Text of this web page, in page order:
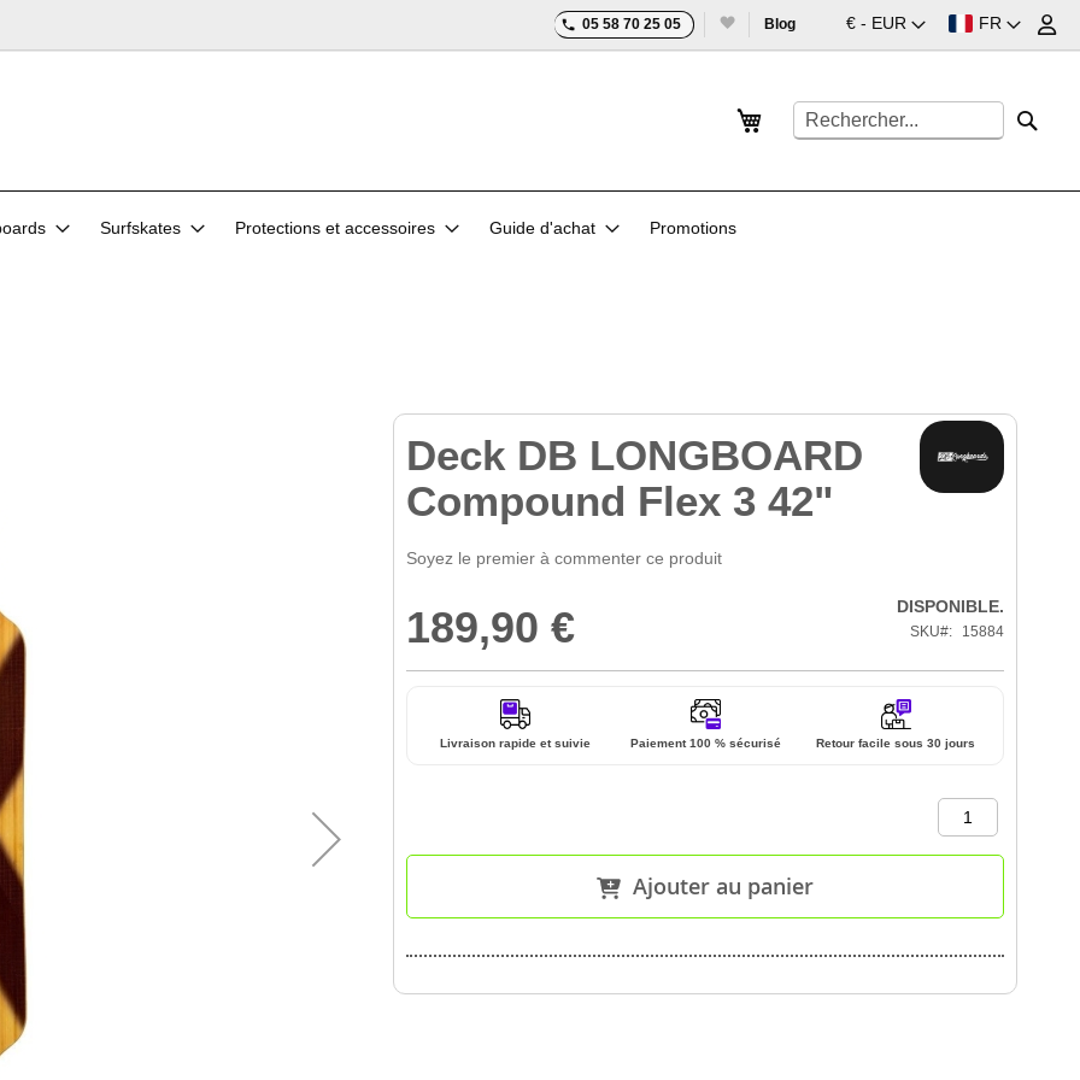
Devise
€ - EUR Langue
FR
05 58 70 25 05 Blog
Mon panier
Rechercher
Surfskates Protections et accessoires Guide d'achat Promotions
Deck DB LONGBOARD
Compound Flex 3 42"
Soyez le premier à commenter ce produit
189,90 € DISPONIBLE.
SKU 15884
Livraison rapide et suivie Paiement 100 % sécurisé Retour facile sous 30 jours
Ajouter au panier